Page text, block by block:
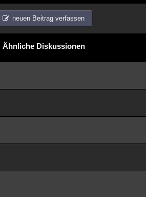
neuen Beitrag verfassen
Ähnliche Diskussionen